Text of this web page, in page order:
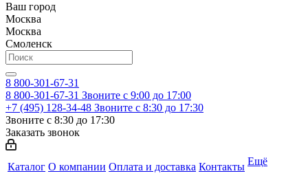
Ваш город
Москва
Москва
Смоленск
8 800-301-67-31
8 800-301-67-31 Звоните с 9:00 до 17:00
+7 (495) 128-34-48 Звоните с 8:30 до 17:30
Звоните с 8:30 до 17:30
Заказать звонок
Каталог О компании Оплата и доставка Контакты Ещё